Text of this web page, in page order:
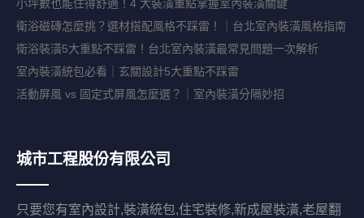
小坪數也能住得舒適！4 大裝潢重點掌握室內裝潢關鍵
衛浴磁磚怎麼挑？選材搭配風格不踩雷！｜台北室內裝潢風格指南
衛浴裝潢5大重點不踩雷！台北室內裝潢最常見問題一次解析
室內裝潢統包必看｜玄關設計5大重點不踩雷
活動屏風 vs 固定式屏風怎麼選？｜室內裝潢分隔妙招
城市工程股份有限公司
只要您有室內設計,裝潢統包,住宅裝修,新成屋裝潢,老屋翻